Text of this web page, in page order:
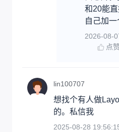
和20能
自己加
2026-08-
点赞
lin100707
想找个有人做
的。私信我
2025-08-28